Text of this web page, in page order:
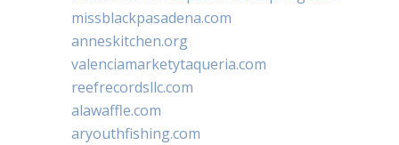
missblackpasadena.com
anneskitchen.org
valenciamarketytaqueria.com
reefrecordsllc.com
alawaffle.com
aryouthfishing.com